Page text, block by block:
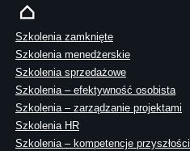
Szkolenia zamknięte
Szkolenia menedżerskie
Szkolenia sprzedażowe
Szkolenia – efektywność osobista
Szkolenia – zarządzanie projektami
Szkolenia HR
Szkolenia – kompetencje przyszłości